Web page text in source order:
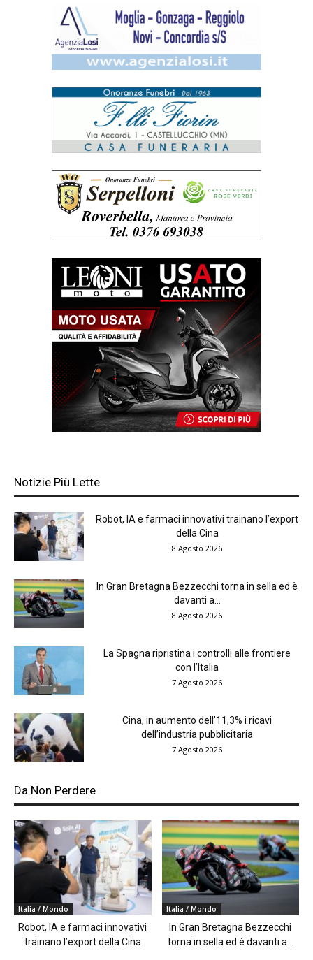
Notizie Più Lette
Robot, IA e farmaci innovativi trainano l’export
della Cina
8 Agosto 2026
In Gran Bretagna Bezzecchi torna in sella ed è
davanti a...
8 Agosto 2026
La Spagna ripristina i controlli alle frontiere
con l’Italia
7 Agosto 2026
Cina, in aumento dell’11,3% i ricavi
dell’industria pubblicitaria
7 Agosto 2026
Da Non Perdere
Italia / Mondo
Robot, IA e farmaci innovativi
trainano l’export della Cina
Italia / Mondo
In Gran Bretagna Bezzecchi
torna in sella ed è davanti a...